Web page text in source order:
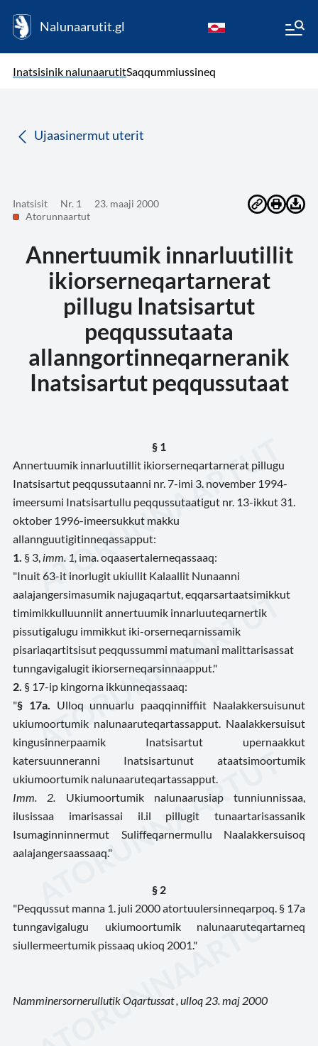
Nalunaarutit.gl
Inatsisinik nalunaarutitSaqqummiussineq
Ujaasinermut uterit
Inatsisit Nr. 1
23. maaji 2000
Atorunnaartut
Annertuumik innarluutillit
ikiorserneqartarnerat
pillugu Inatsisartut
peqqussutaata
allanngortinneqarneranik
Inatsisartut peqqussutaat
§ 1
Annertuumik innarluutillit ikiorserneqartarnerat pillugu
Inatsisartut peqqussutaanni nr. 7-imi 3. november 1994-
imeersumi Inatsisartullu peqqussutaatigut nr. 13-ikkut 31.
oktober 1996-imeersukkut makku
allannguutigitinneqassapput:
1. § 3, imm. 1, ima. oqaasertalerneqassaaq:
"Inuit 63-it inorlugit ukiullit Kalaallit Nunaanni
aalajangersimasumik najugaqartut, eqqarsartaatsimikkut
timimikkulluunniit annertuumik innarluuteqarnertik
pissutigalugu immikkut iki-orserneqarnissamik
pisariaqartitsisut peqqussummi matumani malittarisassat
tunngavigalugit ikiorserneqarsinnaapput."
2. § 17-ip kingorna ikkunneqassaaq:
"§ 17a.
Ulloq unnuarlu paaqqinniffiit Naalakkersuisunut
ukiumoortumik nalunaaruteqartassapput. Naalakkersuisut
kingusinnerpaamik Inatsisartut upernaakkut
katersuunneranni Inatsisartunut ataatsimoortumik
ukiumoortumik nalunaaruteqartassapput.
Imm. 2.
Ukiumoortumik nalunaarusiap tunniunnissaa,
ilusissaa imarisassai il.il pillugit tunaartarisassanik
Isumaginninnermut Suliffeqarnermullu Naalakkersuisoq
aalajangersaassaaq."
§ 2
"Peqqussut manna 1. juli 2000 atortuulersinneqarpoq. § 17a
tunngavigalugu ukiumoortumik nalunaaruteqartarneq
siullermeertumik pissaaq ukioq 2001."
Namminersornerullutik Oqartussat , ulloq 23. maj 2000